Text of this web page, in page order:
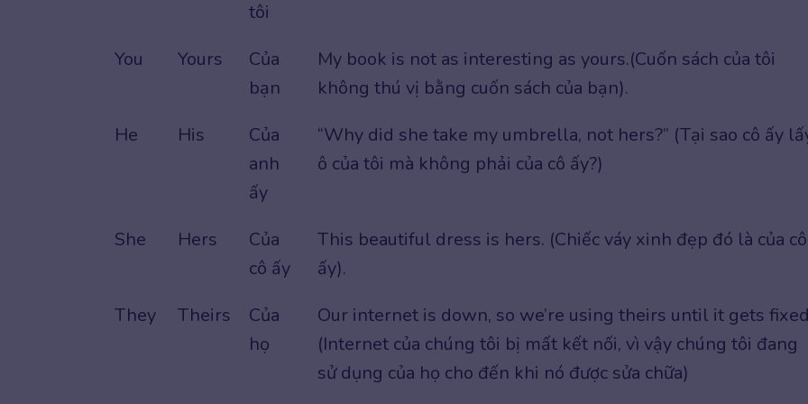
tôi
You
Yours
Của
bạn
My book is not as interesting as yours.(Cuốn sách của tôi
không thú vị bằng cuốn sách của bạn).
He
His
Của
anh
ấy
“Why did she take my umbrella, not hers?” (Tại sao cô ấy
ô của tôi mà không phải của cô ấy?)
She Hers
Của
cô ấy
This beautiful dress is hers. (Chiếc váy xinh đẹp đó là của cô
ấy).
They
Theirs
Của
họ
Our internet is down, so we’re using theirs until it gets
(Internet của chúng tôi bị mất kết nối, vì vậy chúng tôi đang
sử dụng của họ cho đến khi nó được sửa chữa)